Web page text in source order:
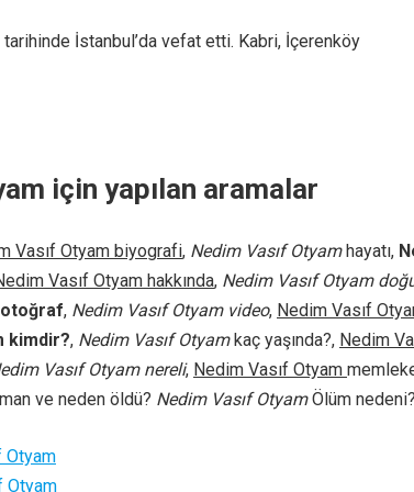
İstanbul’da vefat etti. Kabri, İçerenköy
için yapılan aramalar
Vasıf Otyam biyografi, Nedim Vasıf Otyamhayatı,
Vasıf Otyam hakkında, Nedim Vasıf Otyam
, Nedim Vasıf Otyam video, Nedim Vasıf
kimdir?, Nedim Vasıf Otyamkaç yaşında?, Nedim
Vasıf Otyam nereli, Nedim Vasıf Otyam
ve neden öldü? Nedim Vasıf OtyamÖlüm nedeni?
Otyam
Otyam